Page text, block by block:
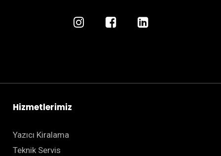
Hizmetlerimiz
Yazıcı Kiralama
Teknik Servis